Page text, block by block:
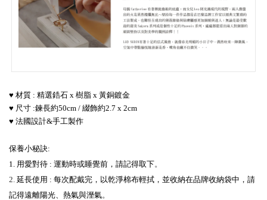
♥ 材質 : 精選鋯石 x 樹脂 x 黃銅鍍金
♥ 尺寸 :鍊長約50cm / 綴飾約2.7 x 2cm
♥ 法國設計&手工製作
保養小秘訣:
1. 用愛對待 : 運動時或睡覺前，請記得取下。
2. 延長使用 : 每次配戴完，以乾淨棉布輕拭，並收納在品牌收納袋中，請
記得遠離陽光、熱氣與溼氣。